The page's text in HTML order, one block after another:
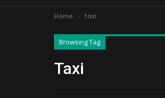
Home taxi
Browsing Tag
Taxi